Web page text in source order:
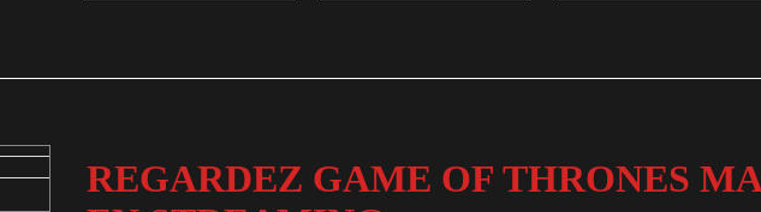
REGARDEZ GAME OF THRONES